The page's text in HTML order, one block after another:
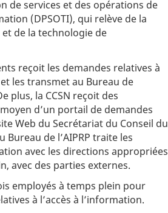
de services et des opérations de
(DPSOTI), qui relève de la
de la technologie de
reçoit les demandes relatives à
les transmet au Bureau de
plus, la CCSN reçoit des
d’un portail de demandes
Web du Secrétariat du Conseil du
Bureau de l’AIPRP traite les
avec les directions appropriées
avec des parties externes.
employés à temps plein pour
à l’accès à l’information.